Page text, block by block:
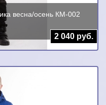
весна/осень КМ-002
2 040 руб.